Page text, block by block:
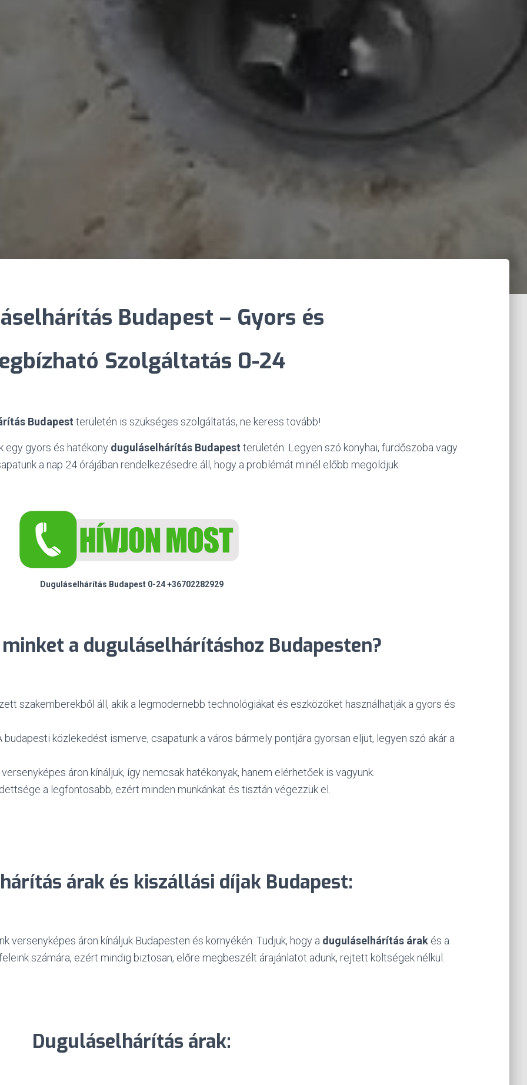
Budapest – Gyors és
Szolgáltatás 0-24
Budapest területén is szükséges szolgáltatás, ne keress tovább!
egy gyors és hatékony duguláselhárítás Budapest területén. Legyen szó konyhai, fürdőszoba vagy
a nap 24 órájában rendelkezésedre áll, hogy a problémát minél előbb megoldjuk.
Duguláselhárítás Budapest 0-24 +36702282929
a duguláselhárításhoz Budapesten?
szakemberekből áll, akik a legmodernebb technológiákat és eszközöket használhatják a gyors és
budapesti közlekedést ismerve, csapatunk a város bármely pontjára gyorsan eljut, legyen szó akár a
áron kínáljuk, így nemcsak hatékonyak, hanem elérhetőek is vagyunk.
a legfontosabb, ezért minden munkánkat és tisztán végezzük el.
árak és kiszállási díjak Budapest:
versenyképes áron kínáljuk Budapesten és környékén. Tudjuk, hogy a duguláselhárítás árakés a
számára, ezért mindig biztosan, előre megbeszélt árajánlatot adunk, rejtett költségek nélkül.
Duguláselhárítás árak: